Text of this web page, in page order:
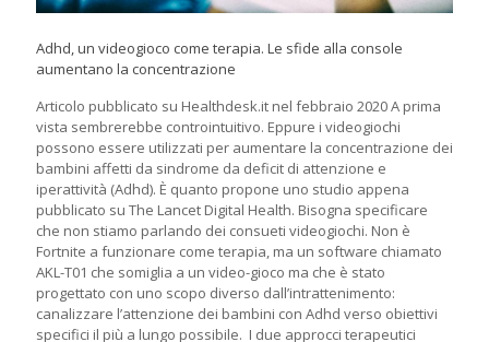
Adhd, un videogioco come terapia. Le sfide alla console
aumentano la concentrazione
Articolo pubblicato su Healthdesk.it nel febbraio 2020 A prima
vista sembrerebbe controintuitivo. Eppure i videogiochi
possono essere utilizzati per aumentare la concentrazione dei
bambini affetti da sindrome da deficit di attenzione e
iperattività (Adhd). È quanto propone uno studio appena
pubblicato su The Lancet Digital Health. Bisogna specificare
che non stiamo parlando dei consueti videogiochi. Non è
Fortnite a funzionare come terapia, ma un software chiamato
AKL-T01 che somiglia a un video-gioco ma che è stato
progettato con uno scopo diverso dall’intrattenimento:
canalizzare l’attenzione dei bambini con Adhd verso obiettivi
specifici il più a lungo possibile. I due approcci terapeutici